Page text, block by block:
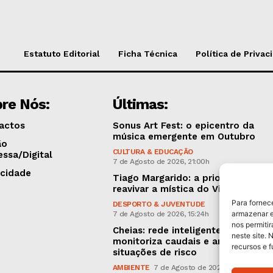
Para
armazenar
nos
neste site.
recursos e
Estatuto Editorial Ficha Técnica Política de
Nós:
Digital
Últimas:
Sonus Art Fest: o epicentro da
música emergente em Outubro
CULTURA & EDUCAÇÃO
7 de Agosto de 2026, 21:00h
Tiago Margarido: a prioridade “é
reavivar a mística do Vitória”
DESPORTO & JUVENTUDE
7 de Agosto de 2026, 15:24h
Cheias: rede inteligente de
monitoriza caudais e antecipa
situações de risco
AMBIENTE 7 de Agosto de 2026, 12:19h